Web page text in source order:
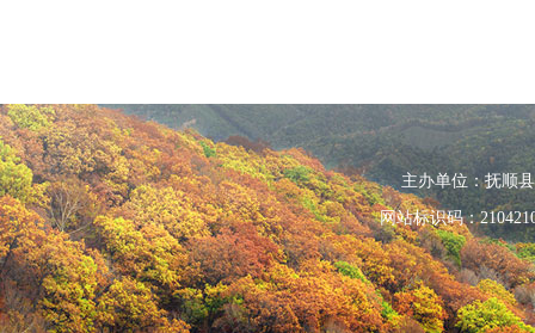
主办单位：抚顺
网站标识码：